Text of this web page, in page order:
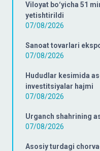
Viloyat boʻyicha 51
yetishtirildi
07/08/2026
Sanoat tovarlari
07/08/2026
Hududlar kesimida
investitsiyalar hajmi
07/08/2026
Urganch shahrining
07/08/2026
Asosiy turdagi